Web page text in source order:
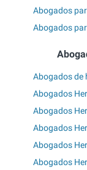
Abogados
Abogados
Abogados de
Abogados
Abogados
Abogados
Abogados
Abogados